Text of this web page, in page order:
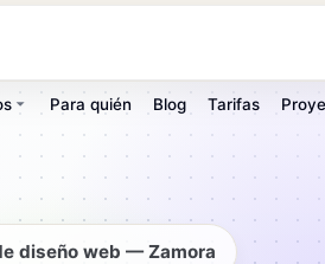
Para quién Blog Tarifas
diseño web — Zamora